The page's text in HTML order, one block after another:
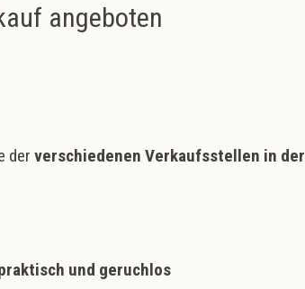
angeboten
der verschiedenen Verkaufsstellen in der
und geruchlos